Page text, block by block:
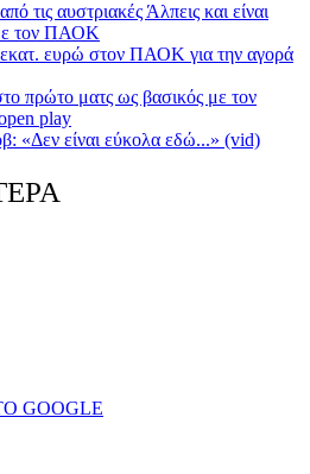
τις αυστριακές Άλπεις και είναι
με τον ΠΑΟΚ
ευρώ στον ΠΑΟΚ για την αγορά
πρώτο ματς ως βασικός με τον
play
«Δεν είναι εύκολα εδώ...» (vid)
GOOGLE